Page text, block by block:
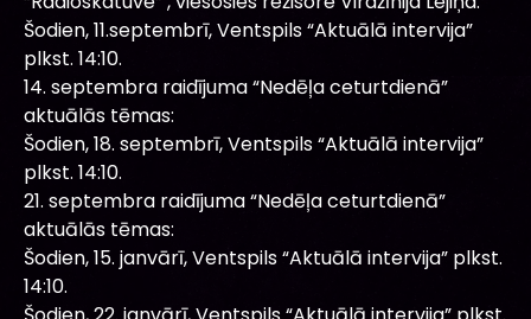
Šodien, 11.septembrī, Ventspils “Aktuālā intervija”
plkst. 14:10.
14. septembra raidījuma “Nedēļa ceturtdienā”
aktuālās tēmas:
Šodien, 18. septembrī, Ventspils “Aktuālā intervija”
plkst. 14:10.
21. septembra raidījuma “Nedēļa ceturtdienā”
aktuālās tēmas:
Šodien, 15. janvārī, Ventspils “Aktuālā intervija” plkst.
14:10.